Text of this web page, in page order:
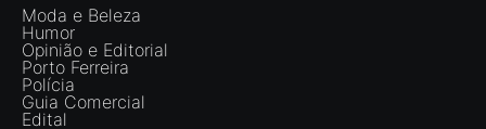
Moda e Beleza
Humor
Opinião e Editorial
Porto Ferreira
Polícia
Guia Comercial
Edital